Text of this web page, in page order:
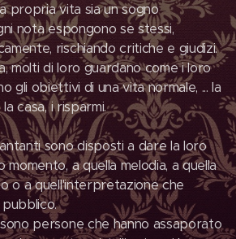
propria vita sia un sogno
nota espongono se stessi,
rischiando critiche e giudizi.
molti di loro guardano come i loro
gli obiettivi di una vita normale, ... la
casa, i risparmi.
sono disposti a dare la loro
a quella melodia, a quella
o a quell'interpretazione che
persone che hanno assaporato